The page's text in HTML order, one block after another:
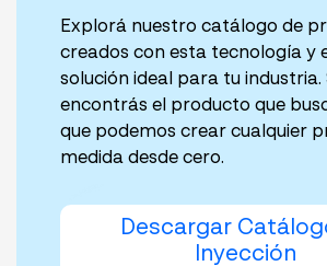
Explorá nuestro catálogo de
creados con esta tecnología y
solución ideal para tu industria.
encontrás el producto que
que podemos crear cualquier
medida desde cero.
Descargar
Inyección